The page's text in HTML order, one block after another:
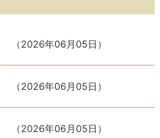
（2026年06月05日 ）
（2026年06月05日 ）
（2026年06月05日 ）